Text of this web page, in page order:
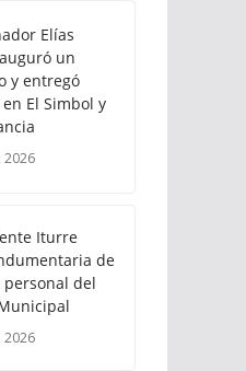
Elías
un
y entregó
El Simbol y
2026
Iturre
de
del
2026